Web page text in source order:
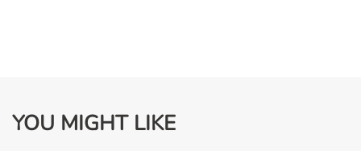
YOU MIGHT LIKE